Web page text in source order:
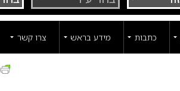
כתבות מידע בראש צרו קשר